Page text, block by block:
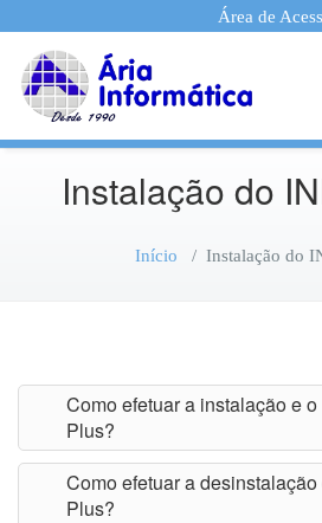
Área de
Instalação do
Início / Instalação do
Como efetuar a instalação e
Plus?
Como efetuar a
Plus?